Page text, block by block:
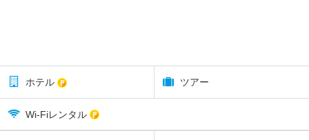
ホテル ツアー
Wi-Fiレンタル